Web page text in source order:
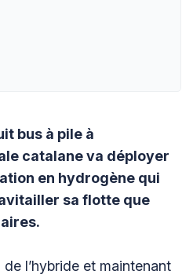
bus à pile à
catalane va déployer
en hydrogène qui
sa flotte que
l’hybride et maintenant